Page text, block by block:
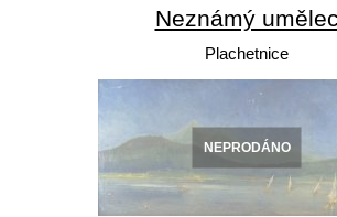
Neznámý umělec
Plachetnice
NEPRODÁNO